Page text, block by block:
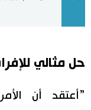
سياسة
اقتصاد
مجتمع
هو وهي
المطبخ الياباني
حل مثالي
”أعتقد أن